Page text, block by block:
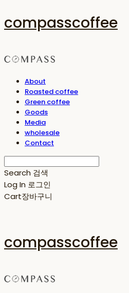
compasscoffee
About
Roasted coffee
Green coffee
Goods
Media
wholesale
Contact
Search 검색
Log In 로그인
Cart장바구니
compasscoffee